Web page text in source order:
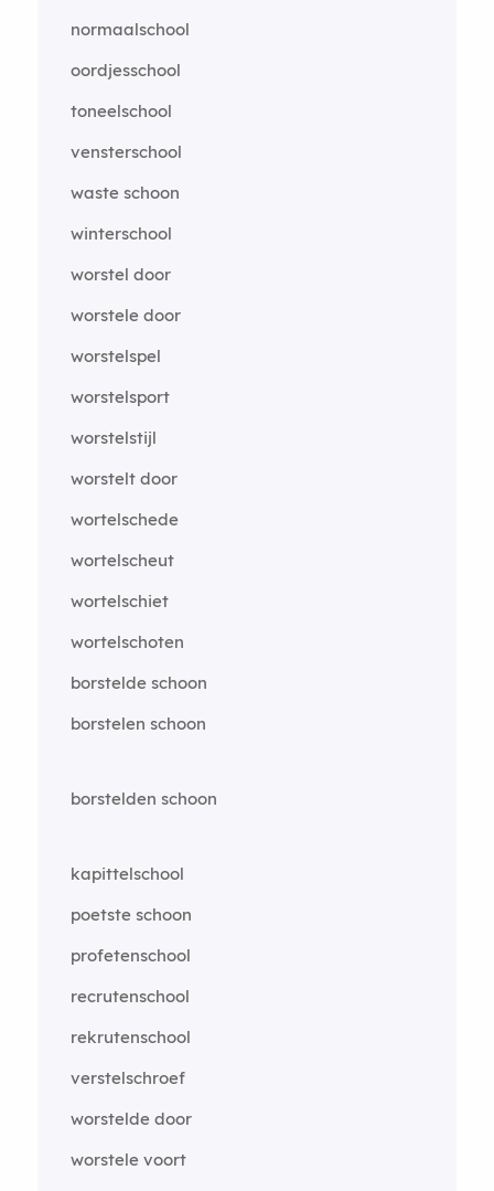
normaalschool
oordjesschool
toneelschool
vensterschool
waste schoon
winterschool
worstel door
worstele door
worstelspel
worstelsport
worstelstijl
worstelt door
wortelschede
wortelscheut
wortelschiet
wortelschoten
borstelde schoon
borstelen schoon
borstelden schoon
kapittelschool
poetste schoon
profetenschool
recrutenschool
rekrutenschool
verstelschroef
worstelde door
worstele voort